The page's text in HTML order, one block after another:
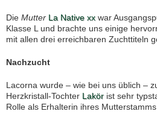
Die Mutter La Native xxwar
Klasse L und brachte uns einige
mit allen drei erreichbaren Zuchttiteln
Nachzucht
Lacorna wurde – wie bei uns üblich –
Herzkristall-Tochter Lakörist sehr
Rolle als Erhalterin ihres